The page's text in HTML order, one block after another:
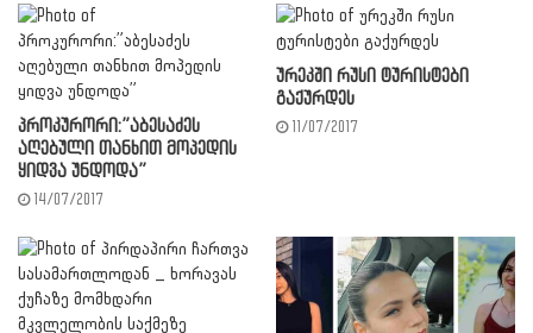
პროკურორი:”აბესაძეს
აღებული თანხით მოპედის
ყიდვა უნდოდა”
14/07/2017
ურეკში რუსი ტურისტები
გაქურდეს
11/07/2017